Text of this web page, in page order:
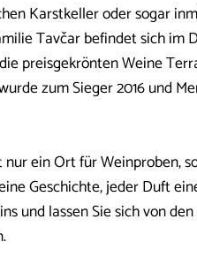
Karstkeller oder sogar
Tavčar befindet sich im
preisgekrönten Weine
zum Sieger 2016 und
ein Ort für Weinproben,
Geschichte, jeder Duft
und lassen Sie sich von